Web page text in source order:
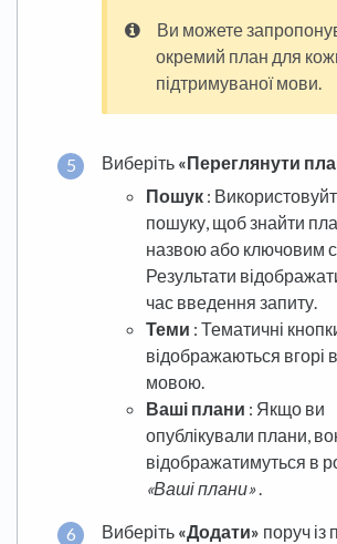
Ви можете
окремий план для
підтримуваної мови.
Виберіть «Переглянути
Пошук :
пошуку, щоб знайти
назвою або ключовим
Результати
час введення запиту.
Теми : Тематичні
відображаються вгорі
мовою.
Ваші плани : Якщо ви
опублікували плани,
відображатимуться в
«Ваші плани».
Виберіть «Додати» поруч із